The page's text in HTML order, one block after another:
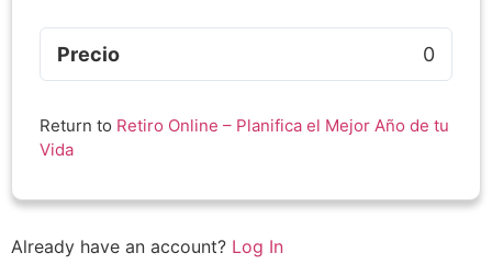
Precio 0
Return to Retiro Online – Planifica el Mejor Año de tu
Vida
Already have an account? Log In